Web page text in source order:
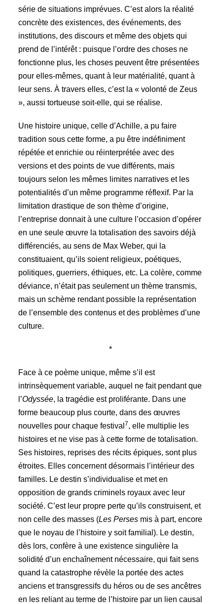
série de situations imprévues. C’est alors la réalité
concrète des existences, des événements, des
institutions, des discours et même des objets qui
prend de l’intérêt : puisque l’ordre des choses ne
fonctionne plus, les choses peuvent être présentées
pour elles-mêmes, quant à leur matérialité, quant à
leur sens. À travers elles, c’est la « volonté de Zeus
», aussi tortueuse soit-elle, qui se réalise.
Une histoire unique, celle d’Achille, a pu faire
tradition sous cette forme, a pu être indéfiniment
répétée et enrichie ou réinterprétée avec des
versions et des points de vue différents, mais
toujours selon les mêmes limites narratives et les
potentialités d’un même programme réflexif. Par la
limitation drastique de son thème d’origine,
l’entreprise donnait à une culture l’occasion d’opérer
en une seule œuvre la totalisation des savoirs déjà
différenciés, au sens de Max Weber, qui la
constituaient, qu’ils soient religieux, poétiques,
politiques, guerriers, éthiques, etc. La colère, comme
déviance, n’était pas seulement un thème transmis,
mais un schème rendant possible la représentation
de l’ensemble des contenus et des problèmes d’une
culture.
*
Face à ce poème unique, même s’il est
intrinsèquement variable, auquel ne fait pendant que
l’Odyssée, la tragédie est proliférante. Dans une
forme beaucoup plus courte, dans des œuvres
nouvelles pour chaque festival 7, elle multiplie les
histoires et ne vise pas à cette forme de totalisation.
Ses histoires, reprises des récits épiques, sont plus
étroites. Elles concernent désormais l’intérieur des
familles. Le destin s’individualise et met en
opposition de grands criminels royaux avec leur
société. C’est leur propre perte qu’ils construisent, et
non celle des masses (Les Perses mis à part, encore
que le noyau de l’histoire y soit familial). Le destin,
dès lors, confère à une existence singulière la
solidité d’un enchaînement nécessaire, qui fait sens
quand la catastrophe révèle la portée des actes
anciens et transgressifs du héros ou de ses ancêtres
en les reliant au terme de l’histoire par un lien causal